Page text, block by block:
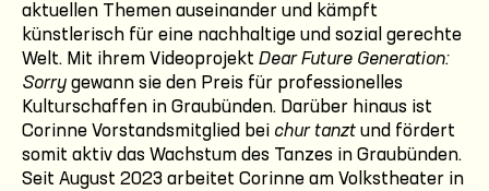
aktuellen Themen auseinander und kämpft
künstlerisch für eine nachhaltige und sozial gerechte
Welt. Mit ihrem Videoprojekt Dear Future Generation:
Sorry gewann sie den Preis für professionelles
Kulturschaffen in Graubünden. Darüber hinaus ist
Corinne Vorstandsmitglied bei chur tanzt und fördert
somit aktiv das Wachstum des Tanzes in Graubünden.
Seit August 2023 arbeitet Corinne am Volkstheater in